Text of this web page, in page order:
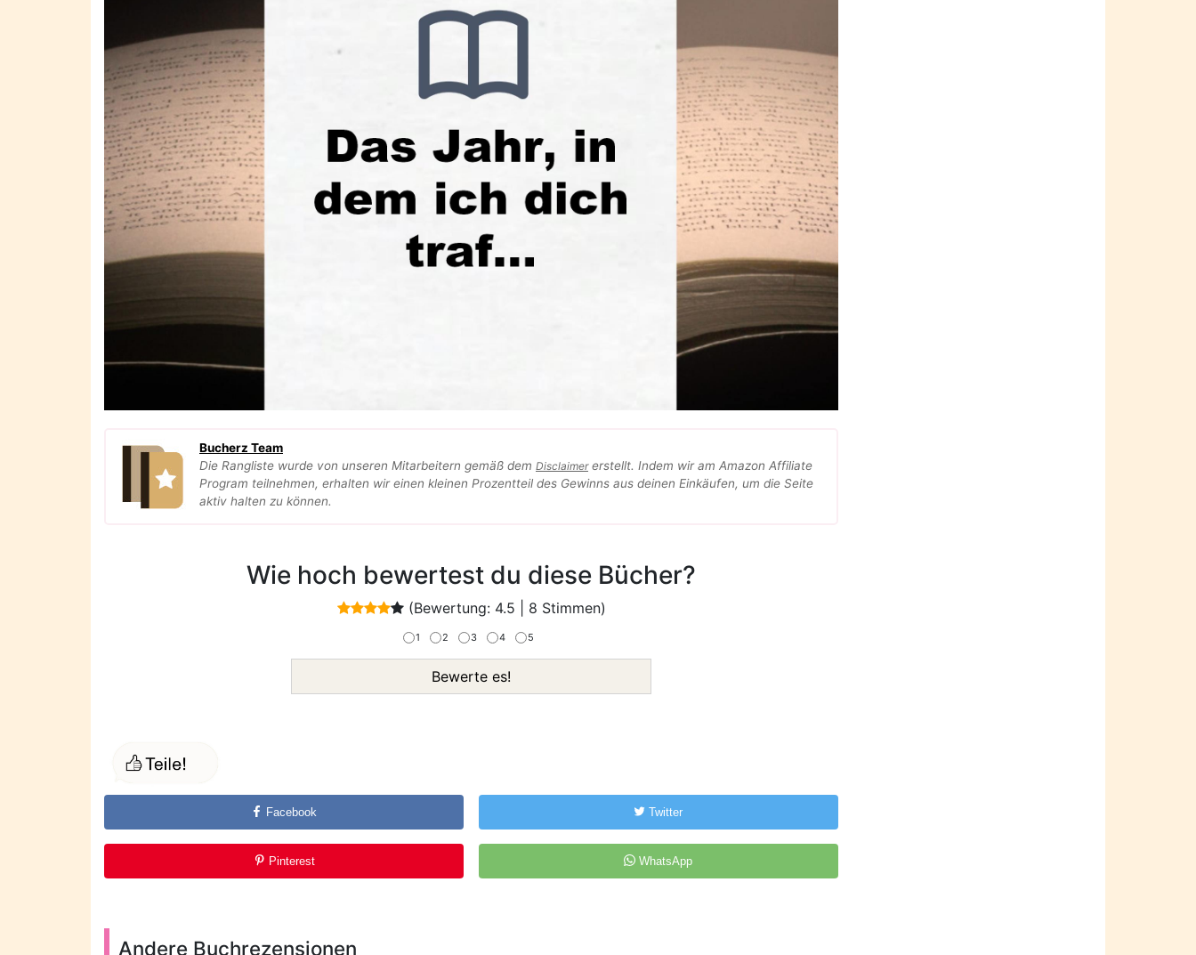
Bucherz Team
Die Rangliste wurde von unseren Mitarbeitern gemäß dem Disclaimererstellt. Indem wir am Amazon Affiliate
Program teilnehmen, erhalten wir einen kleinen Prozentteil des Gewinns aus deinen Einkäufen, um die Seite
aktiv halten zu können.
Wie hoch bewertest du diese Bücher?
(Bewertung: 4.5 8 Stimmen)
1 2 3 4 5
Bewerte es!
Facebook Twitter
Pinterest WhatsApp
Andere Buchrezensionen